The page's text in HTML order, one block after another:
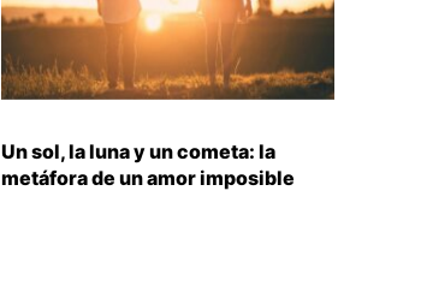
Un sol, la luna y un cometa: la
metáfora de un amor imposible